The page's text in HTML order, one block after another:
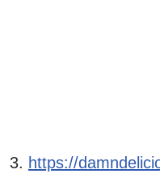
https://